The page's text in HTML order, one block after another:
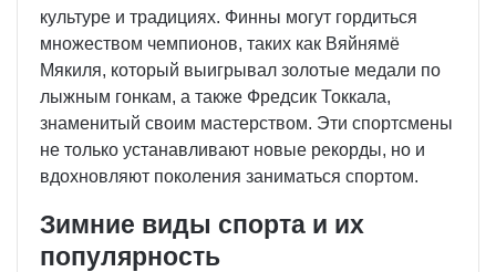
культуре и традициях. Финны могут гордиться
множеством чемпионов, таких как Вяйнямё
Мякиля, который выигрывал золотые медали по
лыжным гонкам, а также Фредсик Токкала,
знаменитый своим мастерством. Эти спортсмены
не только устанавливают новые рекорды, но и
вдохновляют поколения заниматься спортом.
Зимние виды спорта и их
популярность